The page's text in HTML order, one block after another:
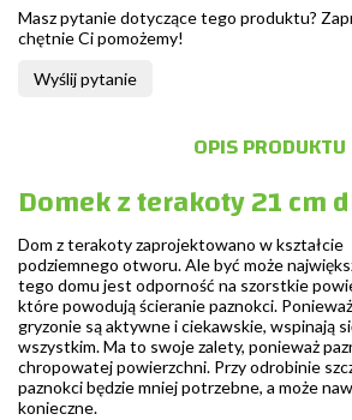
Masz pytanie dotyczące tego produktu?
chętnie Ci pomożemy!
Wyślij pytanie
OPIS PRODUKTU
Domek z terakoty 21 cm
Dom z terakoty zaprojektowano w kształcie
podziemnego otworu. Ale być może
tego domu jest odporność na szorstkie
które powodują ścieranie paznokci.
gryzonie są aktywne i ciekawskie, wspinają
wszystkim. Ma to swoje zalety, ponieważ
chropowatej powierzchni. Przy odrobinie
paznokci będzie mniej potrzebne, a może
konieczne.